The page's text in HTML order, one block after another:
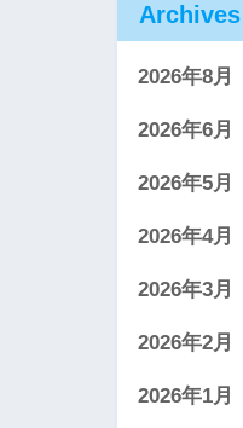
Archives
2026年8月
2026年6月
2026年5月
2026年4月
2026年3月
2026年2月
2026年1月